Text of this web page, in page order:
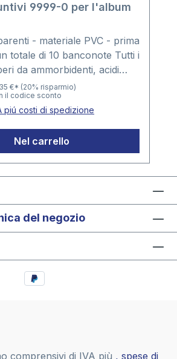
9999-0 per l'album
- materiale PVC - prima
totale di 10 banconote Tutti i
da ammorbidenti, acidi
foglio: ca. 200 x 250 mm con
tasca ca. 182 x 248
aperto Confezione da 10
€* (20% risparmio)
il codice sconto
piú costi di spedizione
Nel carrello
del negozio
comprensivi di IVA più , spese di